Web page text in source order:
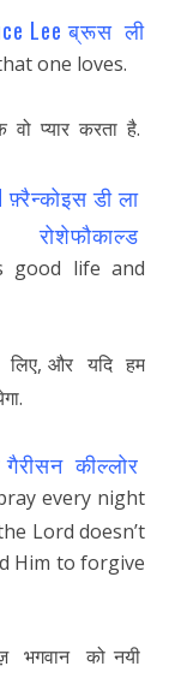
Lee ब्रूस ली
one loves.
प्यार करता है.
डी ला
रोशेफौकाल्ड
good life and
और यदि हम
कील्लोर
every night
Lord doesn’t
Him to forgive
को नयी